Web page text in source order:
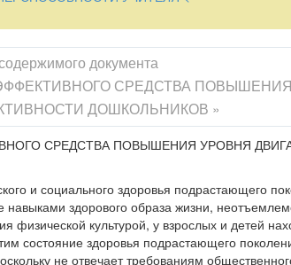
заложена мудрость многих поколений
детей.Целью данной работы (статьи) является
значимого элемента поликультурного
в различных видах двигательной
- основы ЗОЖ.Опыт работы по данному
и по форме носит характер
оздоровительно-
ООП ДО в соответствии с ФГос.В
актуальных проблем сохранение
направленными на благо человека, зависят
и культурные последствия.
необходимо через
одной стороны, «питается» ею, с другой —
документа
СРЕДСТВА
ДОШКОЛЬНИКОВ »
СРЕДСТВА ПОВЫШЕНИЯ УРОВНЯ
и социального здоровья подрастающего
здорового образа жизни,
физической культурой, у взрослых и детей
состояние здоровья подрастающего
не отвечает требованиям